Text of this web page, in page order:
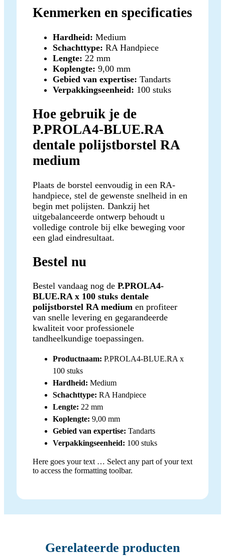
Kenmerken en specificaties
Hardheid: Medium
Schachttype: RA Handpiece
Lengte: 22 mm
Koplengte: 9,00 mm
Gebied van expertise: Tandarts
Verpakkingseenheid: 100 stuks
Hoe gebruik je de
P.PROLA4-BLUE.RA
dentale polijstborstel RA
medium
Plaats de borstel eenvoudig in een RA-
handpiece, stel de gewenste snelheid in en
begin met polijsten. Dankzij het
uitgebalanceerde ontwerp behoudt u
volledige controle bij elke beweging voor
een glad eindresultaat.
Bestel nu
Bestel vandaag nog de P.PROLA4-
BLUE.RA x 100 stuks dentale
polijstborstel RA medium en profiteer
van snelle levering en gegarandeerde
kwaliteit voor professionele
tandheelkundige toepassingen.
Productnaam: P.PROLA4-BLUE.RA x
100 stuks
Hardheid: Medium
Schachttype: RA Handpiece
Lengte: 22 mm
Koplengte: 9,00 mm
Gebied van expertise: Tandarts
Verpakkingseenheid: 100 stuks
Here goes your text … Select any part of your text
to access the formatting toolbar.
Gerelateerde producten